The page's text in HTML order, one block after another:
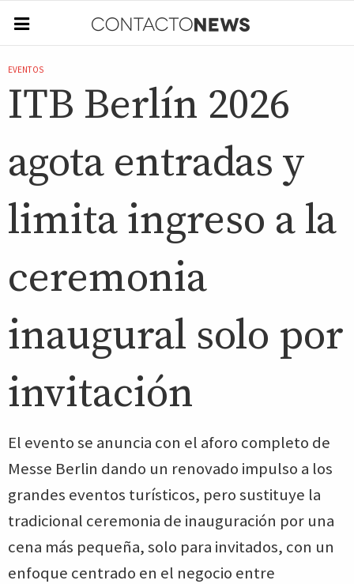
EVENTOS
ITB Berlín 2026
agota entradas y
limita ingreso a la
ceremonia
inaugural solo por
invitación
El evento se anuncia con el aforo completo de
Messe Berlin dando un renovado impulso a los
grandes eventos turísticos, pero sustituye la
tradicional ceremonia de inauguración por una
cena más pequeña, solo para invitados, con un
enfoque centrado en el negocio entre